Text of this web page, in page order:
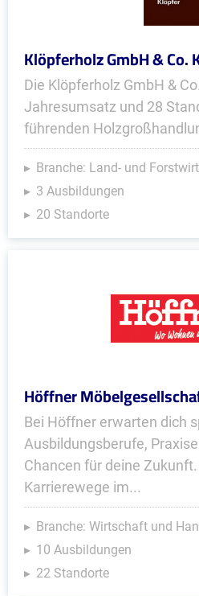
Klöpferholz GmbH & Co.
Die Klöpferholz GmbH &
Jahresumsatz und 28
führenden
Branche: Land- und
3 Ausbildungen
20 Standorte
Höffner
Bei Höffner erwarten dich
Ausbildungsberufe,
Chancen für deine
Karrierewege im...
Branche: Wirtschaft und
10 Ausbildungen
22 Standorte